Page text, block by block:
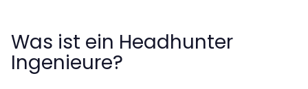
Was ist ein Headhunter
Ingenieure?